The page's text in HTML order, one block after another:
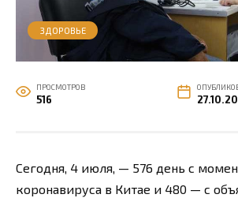
ЗДОРОВЬЕ
ПРОСМОТРОВ
516
Сегодня, 4 июля, — 576 день с
коронавируса в Китае и 480 — с